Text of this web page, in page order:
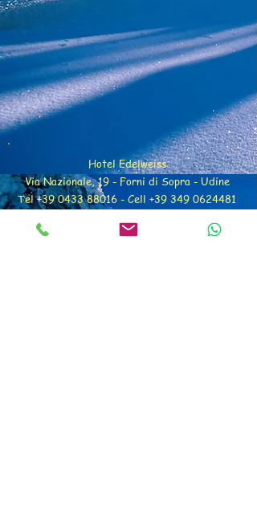
Hotel Edelweiss
Via Nazionale, 19 - Forni di Sopra - Udine
Tel +39 0433 88016 - Cell +39 349 0624481
info@edelweiss-forni.it